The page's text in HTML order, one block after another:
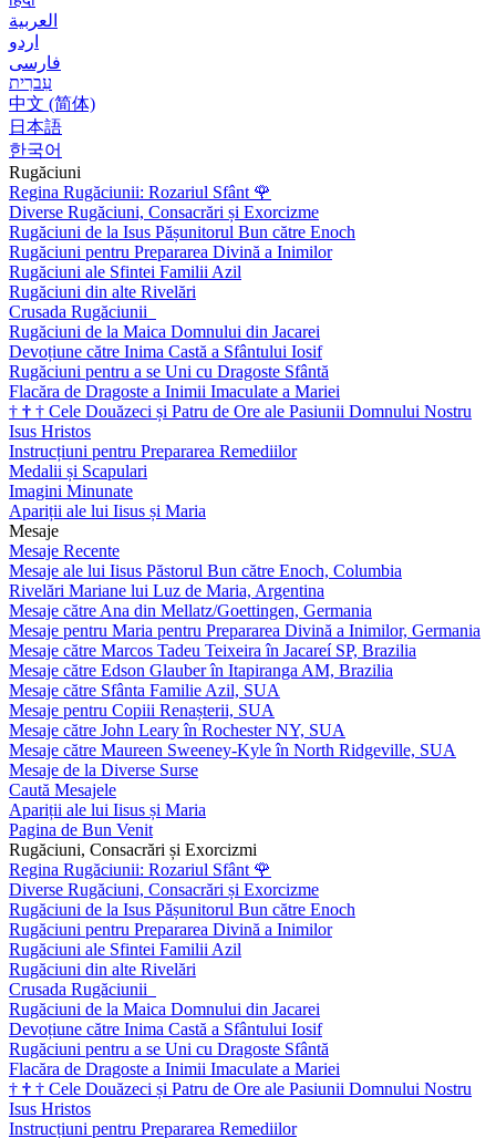
العربية
اردو
فارسی
עִברִית
中文 (简体)
日本語
한국어
Rugăciuni
Regina Rugăciunii: Rozariul Sfânt 🌹
Diverse Rugăciuni, Consacrări și Exorcizme
Rugăciuni de la Isus Pășunitorul Bun către Enoch
Rugăciuni pentru Prepararea Divină a Inimilor
Rugăciuni ale Sfintei Familii Azil
Rugăciuni din alte Rivelări
Crusada Rugăciunii
Rugăciuni de la Maica Domnului din Jacarei
Devoțiune către Inima Castă a Sfântului Iosif
Rugăciuni pentru a se Uni cu Dragoste Sfântă
Flacăra de Dragoste a Inimii Imaculate a Mariei
† † † Cele Douăzeci și Patru de Ore ale Pasiunii Domnului Nostru
Isus Hristos
Instrucțiuni pentru Prepararea Remediilor
Medalii și Scapulari
Imagini Minunate
Apariții ale lui Iisus și Maria
Mesaje
Mesaje Recente
Mesaje ale lui Iisus Păstorul Bun către Enoch, Columbia
Rivelări Mariane lui Luz de Maria, Argentina
Mesaje către Ana din Mellatz/Goettingen, Germania
Mesaje pentru Maria pentru Prepararea Divină a Inimilor, Germania
Mesaje către Marcos Tadeu Teixeira în Jacareí SP, Brazilia
Mesaje către Edson Glauber în Itapiranga AM, Brazilia
Mesaje către Sfânta Familie Azil, SUA
Mesaje pentru Copiii Renașterii, SUA
Mesaje către John Leary în Rochester NY, SUA
Mesaje către Maureen Sweeney-Kyle în North Ridgeville, SUA
Mesaje de la Diverse Surse
Caută Mesajele
Apariții ale lui Iisus și Maria
Pagina de Bun Venit
Rugăciuni, Consacrări și Exorcizmi
Regina Rugăciunii: Rozariul Sfânt 🌹
Diverse Rugăciuni, Consacrări și Exorcizme
Rugăciuni de la Isus Pășunitorul Bun către Enoch
Rugăciuni pentru Prepararea Divină a Inimilor
Rugăciuni ale Sfintei Familii Azil
Rugăciuni din alte Rivelări
Crusada Rugăciunii
Rugăciuni de la Maica Domnului din Jacarei
Devoțiune către Inima Castă a Sfântului Iosif
Rugăciuni pentru a se Uni cu Dragoste Sfântă
Flacăra de Dragoste a Inimii Imaculate a Mariei
† † † Cele Douăzeci și Patru de Ore ale Pasiunii Domnului Nostru
Isus Hristos
Instrucțiuni pentru Prepararea Remediilor